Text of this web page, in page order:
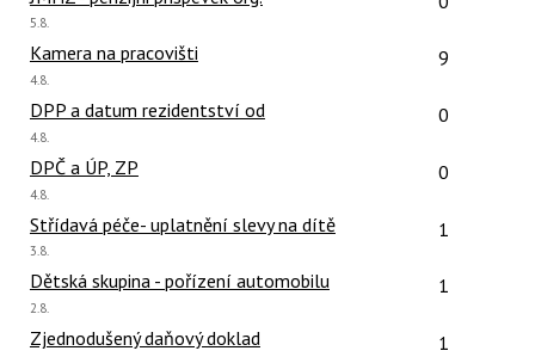
Poslední
5.8.
Kamera na pracovišti Počet
9
Poslední
4.8.
DPP a datum rezidentství od Počet
0
Poslední
4.8.
DPČ a ÚP, ZP Počet
0
Poslední
4.8.
Střídavá péče- uplatnění slevy na dítě Počet
1
Poslední
3.8.
Dětská skupina - pořízení automobilu Počet
1
Poslední
2.8.
Zjednodušený daňový doklad Počet
1